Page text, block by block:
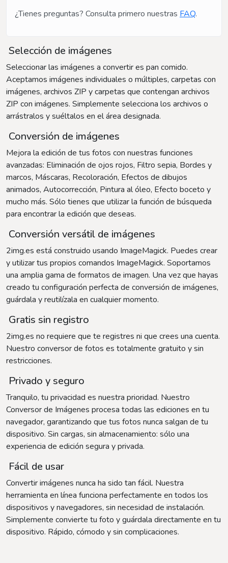
¿Tienes preguntas? Consulta primero nuestras FAQ.
Selección de imágenes
Seleccionar las imágenes a convertir es pan comido.
Aceptamos imágenes individuales o múltiples, carpetas con
imágenes, archivos ZIP y carpetas que contengan archivos
ZIP con imágenes. Simplemente selecciona los archivos o
arrástralos y suéltalos en el área designada.
Conversión de imágenes
Mejora la edición de tus fotos con nuestras funciones
avanzadas: Eliminación de ojos rojos, Filtro sepia, Bordes y
marcos, Máscaras, Recoloración, Efectos de dibujos
animados, Autocorrección, Pintura al óleo, Efecto boceto y
mucho más. Sólo tienes que utilizar la función de búsqueda
para encontrar la edición que deseas.
Conversión versátil de imágenes
2img.es está construido usando ImageMagick. Puedes crear
y utilizar tus propios comandos ImageMagick. Soportamos
una amplia gama de formatos de imagen. Una vez que hayas
creado tu configuración perfecta de conversión de imágenes,
guárdala y reutilízala en cualquier momento.
Gratis sin registro
2img.es no requiere que te registres ni que crees una cuenta.
Nuestro conversor de fotos es totalmente gratuito y sin
restricciones.
Privado y seguro
Tranquilo, tu privacidad es nuestra prioridad. Nuestro
Conversor de Imágenes procesa todas las ediciones en tu
navegador, garantizando que tus fotos nunca salgan de tu
dispositivo. Sin cargas, sin almacenamiento: sólo una
experiencia de edición segura y privada.
Fácil de usar
Convertir imágenes nunca ha sido tan fácil. Nuestra
herramienta en línea funciona perfectamente en todos los
dispositivos y navegadores, sin necesidad de instalación.
Simplemente convierte tu foto y guárdala directamente en tu
dispositivo. Rápido, cómodo y sin complicaciones.